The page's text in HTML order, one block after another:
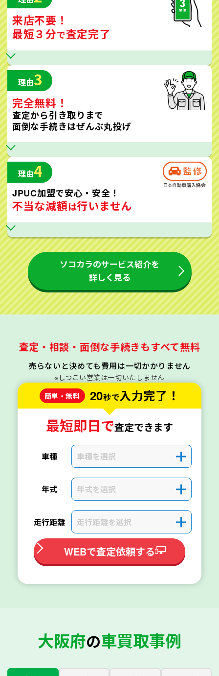
来店不要！
最短３分で査定完了
理由3
完全無料！
査定から引き取りまで
面倒な手続きはぜんぶ丸投げ
理由4
JPUC加盟で安心・安全！
不当な減額は行いません
ソコカラのサービス紹介を
詳しく見る
査定・相談・面倒な手続きもすべて無料
売らないと決めても費用は一切かかりません
※しつこい営業は一切いたしません
簡単・無料
20秒で入力完了！
最短即日で査定できます
車種 車種を選択 ＋
年式 年式を選択 ＋
走行距離 走行距離を選択 ＋
WEBで査定依頼する
大阪府の車買取事例